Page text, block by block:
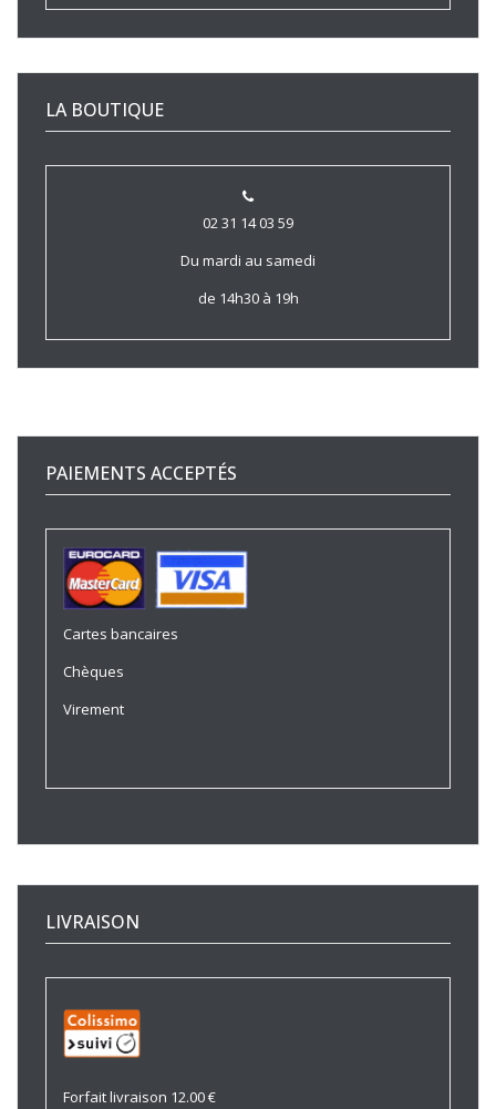
LA BOUTIQUE
02 31 14 03 59
Du mardi au samedi
de 14h30 à 19h
PAIEMENTS ACCEPTÉS
Cartes bancaires
Chèques
Virement
LIVRAISON
Forfait livraison 12.00 €